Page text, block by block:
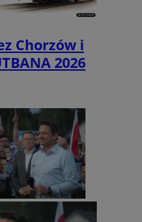
Chorzów i
2026